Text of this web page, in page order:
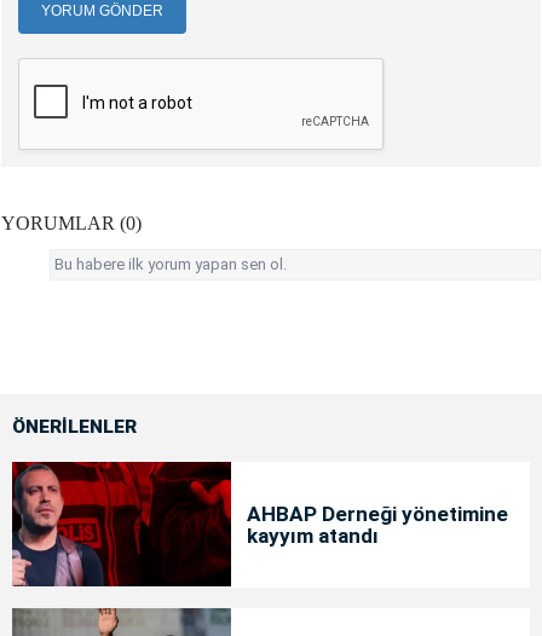
YORUM GÖNDER
YORUMLAR (0)
Bu habere ilk yorum yapan sen ol.
ÖNERİLENLER
AHBAP Derneği yönetimine
kayyım atandı